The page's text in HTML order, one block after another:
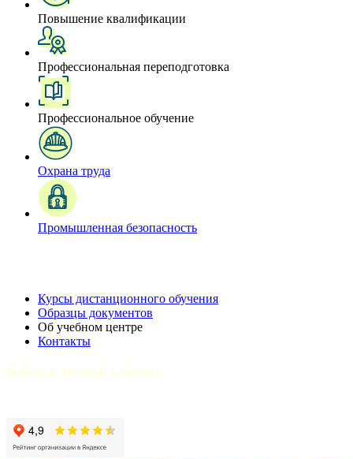
Повышение квалификации
Профессиональная переподготовка
Профессиональное обучение
Охрана труда
Промышленная безопасность
Курсы дистанционного обучения
Образцы документов
Об учебном центре
Контакты
Войти в личный кабинет